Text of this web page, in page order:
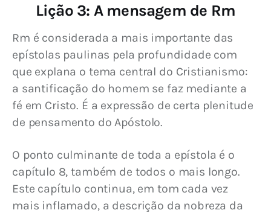
Lição 3: A mensagem de Rm
Rm é considerada a mais importante das
epístolas paulinas pela profundidade com
que explana o tema central do Cristianismo:
a santificação do homem se faz mediante a
fé em Cristo. É a expressão de certa plenitude
de pensamento do Apóstolo.
O ponto culminante de toda a epístola é o
capítulo 8, também de todos o mais longo.
Este capítulo continua, em tom cada vez
mais inflamado, a descrição da nobreza da